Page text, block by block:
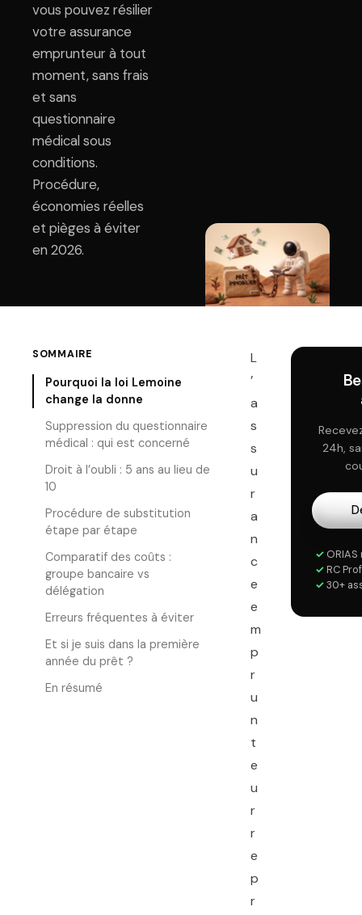
vous pouvez résilier
votre assurance
emprunteur à tout
moment, sans frais
et sans
questionnaire
médical sous
conditions.
Procédure,
économies réelles
et pièges à éviter
en 2026.
SOMMAIRE
Pourquoi la loi Lemoine
change la donne
Suppression du questionnaire
médical : qui est concerné
Droit à l’oubli : 5 ans au lieu de
10
Procédure de substitution
étape par étape
Comparatif des coûts :
groupe bancaire vs
délégation
Erreurs fréquentes à éviter
Et si je suis dans la première
année du prêt ?
En résumé
L
’
a
s
s
u
r
a
n
c
e
e
m
p
r
u
n
t
e
u
r
r
e
p
r
24h,
✓
✓ RC
✓ 30+